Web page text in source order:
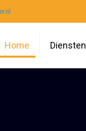
Home Diensten